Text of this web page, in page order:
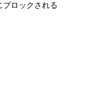
ロックされる